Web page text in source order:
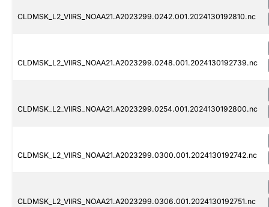
CLDMSK_L2_VIIRS_NOAA21.A2023299.0242.001.2024130192810.nc
CLDMSK_L2_VIIRS_NOAA21.A2023299.0248.001.2024130192739.nc
CLDMSK_L2_VIIRS_NOAA21.A2023299.0254.001.2024130192800.nc
CLDMSK_L2_VIIRS_NOAA21.A2023299.0300.001.2024130192742.nc
CLDMSK_L2_VIIRS_NOAA21.A2023299.0306.001.2024130192751.nc